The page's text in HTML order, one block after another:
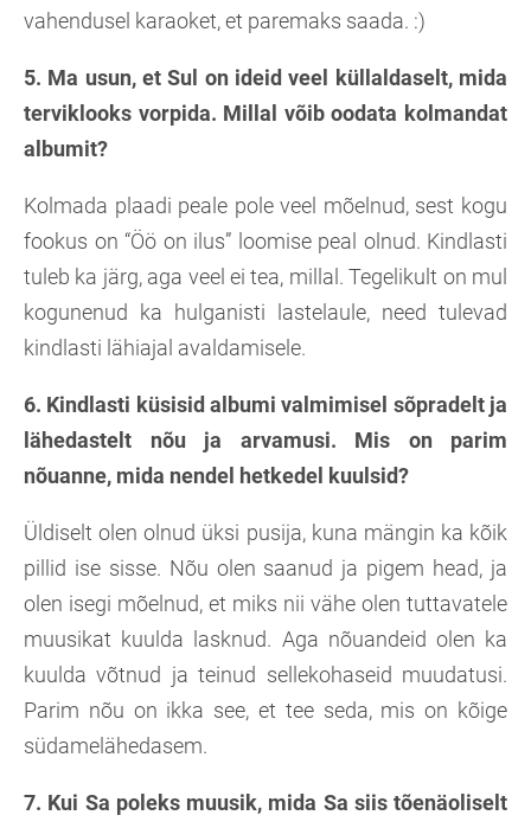
vahendusel karaoket, et paremaks saada. :)
5. Ma usun, et Sul on ideid veel küllaldaselt, mida
terviklooks vorpida. Millal võib oodata kolmandat
albumit?
Kolmada plaadi peale pole veel mõelnud, sest kogu
fookus on “Öö on ilus” loomise peal olnud. Kindlasti
tuleb ka järg, aga veel ei tea, millal. Tegelikult on mul
kogunenud ka hulganisti lastelaule, need tulevad
kindlasti lähiajal avaldamisele.
6. Kindlasti küsisid albumi valmimisel sõpradelt ja
lähedastelt nõu ja arvamusi. Mis on parim
nõuanne, mida nendel hetkedel kuulsid?
Üldiselt olen olnud üksi pusija, kuna mängin ka kõik
pillid ise sisse. Nõu olen saanud ja pigem head, ja
olen isegi mõelnud, et miks nii vähe olen tuttavatele
muusikat kuulda lasknud. Aga nõuandeid olen ka
kuulda võtnud ja teinud sellekohaseid muudatusi.
Parim nõu on ikka see, et tee seda, mis on kõige
südamelähedasem.
7. Kui Sa poleks muusik, mida Sa siis tõenäoliselt